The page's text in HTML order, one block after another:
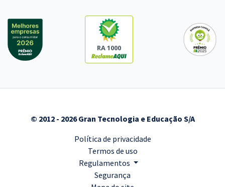
RA 1000
© 2012 - 2026 Gran Tecnologia e Educação S/A
Política de privacidade
Termos de uso
Regulamentos
Segurança